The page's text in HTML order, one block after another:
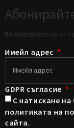
Възползвайте се от
Имейл адрес
GDPR съгласие
С натискане
политиката на
сайта.